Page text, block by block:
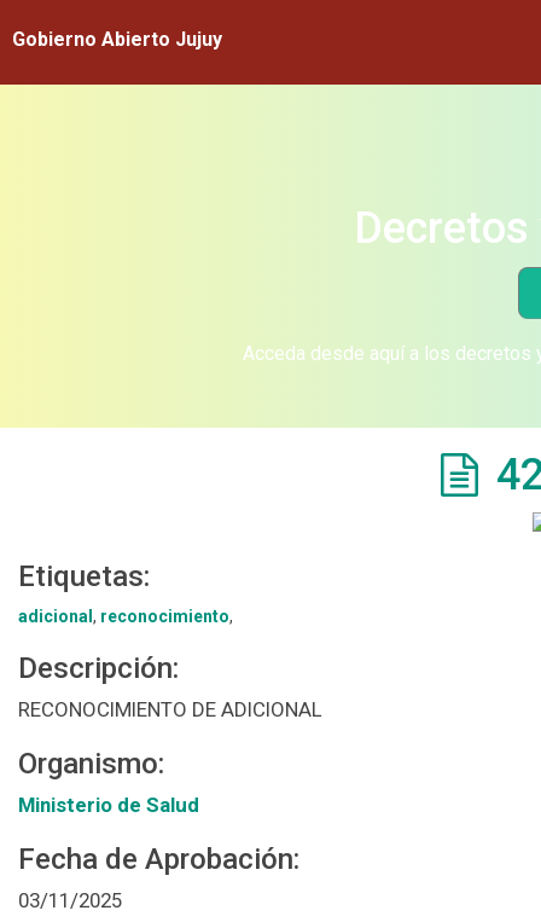
Gobierno Abierto Jujuy
Acceda desde aquí a los
Etiquetas:
adicional , reconocimiento,
Descripción:
RECONOCIMIENTO DE ADICIONAL
Organismo:
Ministerio de Salud
Fecha de Aprobación:
03/11/2025